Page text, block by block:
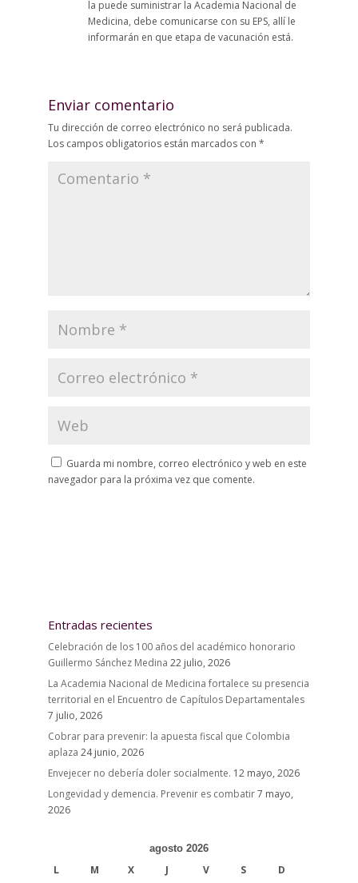
la puede suministrar la Academia Nacional de
Medicina, debe comunicarse con su EPS, allí le
informarán en que etapa de vacunación está.
Enviar comentario
Tu dirección de correo electrónico no será publicada.
Los campos obligatorios están marcados con *
Guarda mi nombre, correo electrónico y web en este
navegador para la próxima vez que comente.
Entradas recientes
Celebración de los 100 años del académico honorario
Guillermo Sánchez Medina 22 julio, 2026
La Academia Nacional de Medicina fortalece su presencia
territorial en el Encuentro de Capítulos Departamentales
7 julio, 2026
Cobrar para prevenir: la apuesta fiscal que Colombia
aplaza 24 junio, 2026
Envejecer no debería doler socialmente. 12 mayo, 2026
Longevidad y demencia. Prevenir es combatir7 mayo,
2026
agosto 2026
L M X J V S D